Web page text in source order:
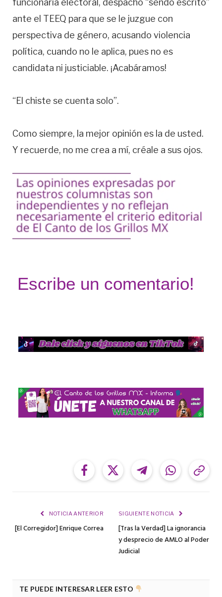
funcionaria electoral, despachó “sendo escrito”
ante el TEEQ para que se le juzgue con
perspectiva de género, acusando violencia
política, cuando no le aplica, pues no es
candidata ni justiciable. ¡Acabáramos!
“El chiste se cuenta solo”.
Como siempre, la mejor opinión es la de usted.
Y recuerde, no me crea a mí, créale a sus ojos.
Escribe un comentario!
FacebookTwitterTelegramWhatsApp
NOTICIA ANTERIOR
[El Corregidor] Enrique Correa
SIGUIENTE NOTICIA
[Tras la Verdad] La ignorancia
y desprecio de AMLO al Poder
Judicial
TE PUEDE INTERESAR LEER ESTO